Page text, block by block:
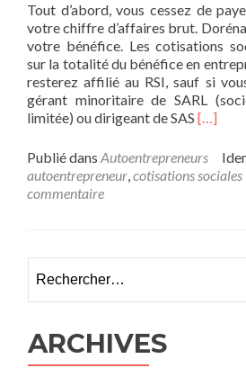
Tout d’abord, vous cessez de
votre chiffre d’affaires brut.
votre bénéfice. Les cotisations
sur la totalité du bénéfice en
resterez affilié au RSI, sauf si
gérant minoritaire de SARL
limitée) ou dirigeant de SAS En
plus
surLe
[…]
Publié dans Autoentrepreneurs
autoentrepreneur,cotisations sociales
commentaire
ARCHIVES